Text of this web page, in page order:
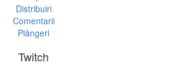
Distribuiri
Comentarii
Plângeri
Twitch